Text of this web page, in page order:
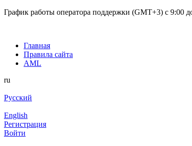
График работы оператора поддержки (GMT+3) c 9:00
Главная
Правила сайта
AML
ru
Русский
English
Регистрация
Войти